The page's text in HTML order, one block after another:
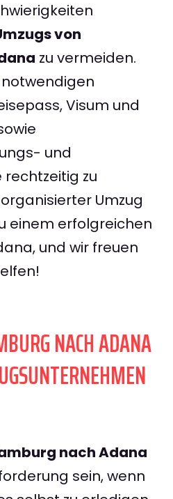
von
zu vermeiden.
Visum und
und
zu
Umzug
einem erfolgreichen
und wir freuen
NACH ADANA
nach Adana
sein, wenn